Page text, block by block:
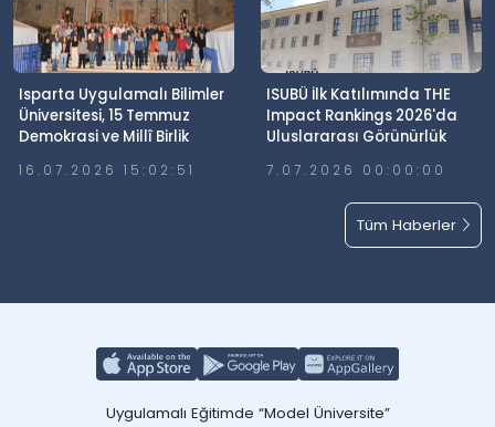
Isparta Uygulamalı Bilimler
Üniversitesi, 15 Temmuz
Demokrasi ve Millî Birlik
16.07.2026 15:02:51
ISUBÜ İlk Katılımında THE
Impact Rankings 2026'da
Uluslararası Görünürlük
7.07.2026 00:00:00
Tüm Haberler
Uygulamalı Eğitimde “Model Üniversite”